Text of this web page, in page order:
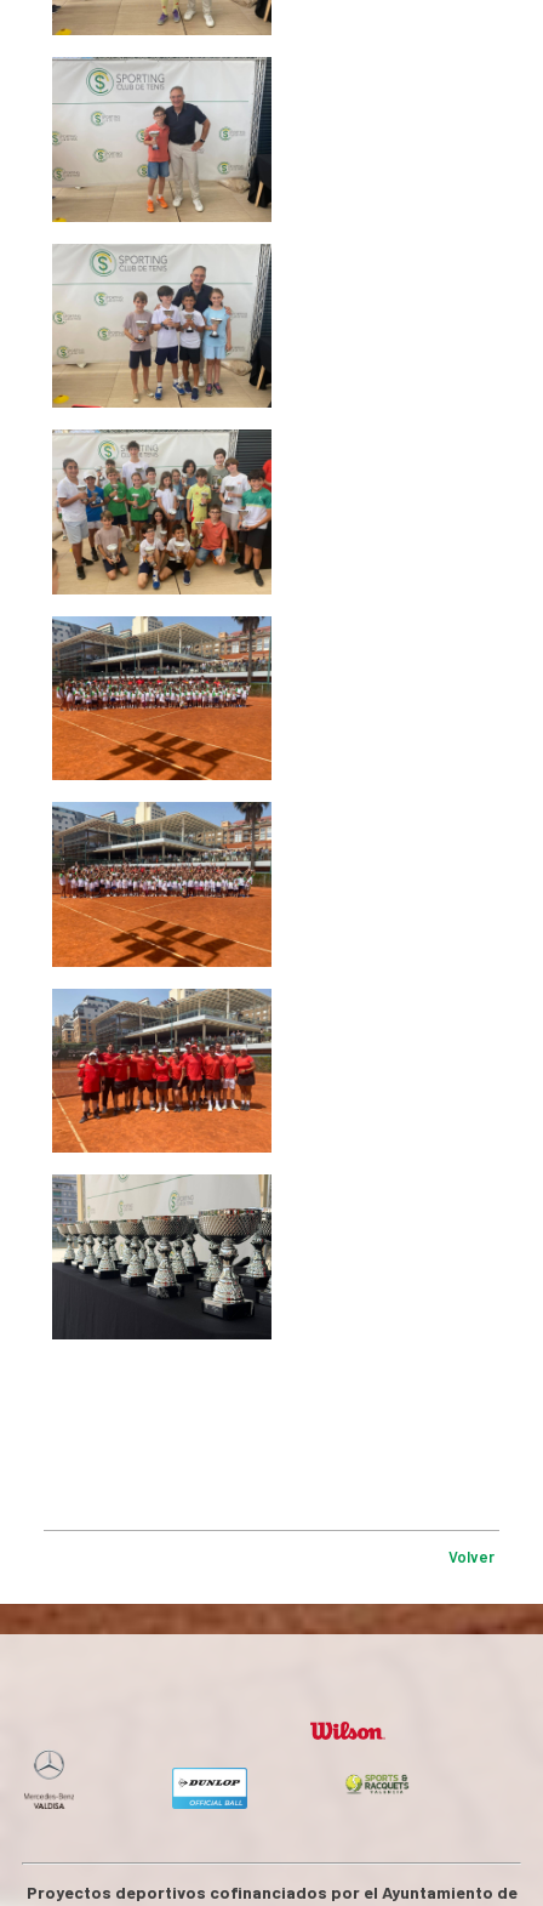
Volver
Proyectos deportivos cofinanciados por el Ayuntamiento de